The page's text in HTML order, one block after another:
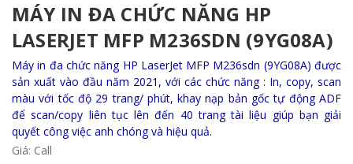
MÁY IN ĐA CHỨC NĂNG HP
LASERJET MFP M236SDN (9YG08A)
Máy in đa chức năng HP LaserJet MFP M236sdn (9YG08A) được
sản xuất vào đầu năm 2021, với các chức năng : In, copy, scan
màu với tốc độ 29 trang/ phút, khay nạp bản gốc tự động ADF
để scan/copy liên tục lên đến 40 trang tài liệu giúp bạn giải
quyết công việc anh chóng và hiệu quả.
Giá: Call